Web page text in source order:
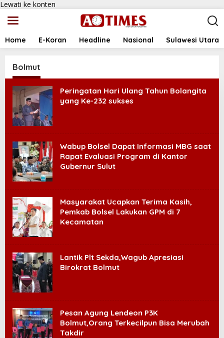
Lewati ke konten
Home E-Koran Headline Nasional Sulawesi Utara
Bolmut
Peringatan Hari Ulang Tahun Bolangita
yang Ke-232 sukses
Wabup Bolsel Dapat Informasi MBG saat
Rapat Evaluasi Program di Kantor
Gubernur Sulut
Masyarakat Ucapkan Terima Kasih,
Pemkab Bolsel Lakukan GPM di 7
Kecamatan
Lantik Plt Sekda,Wagub Apresiasi
Birokrat Bolmut
Pesan Agung Lendeon P3K
Bolmut,Orang Terkecilpun Bisa Merubah
Takdir